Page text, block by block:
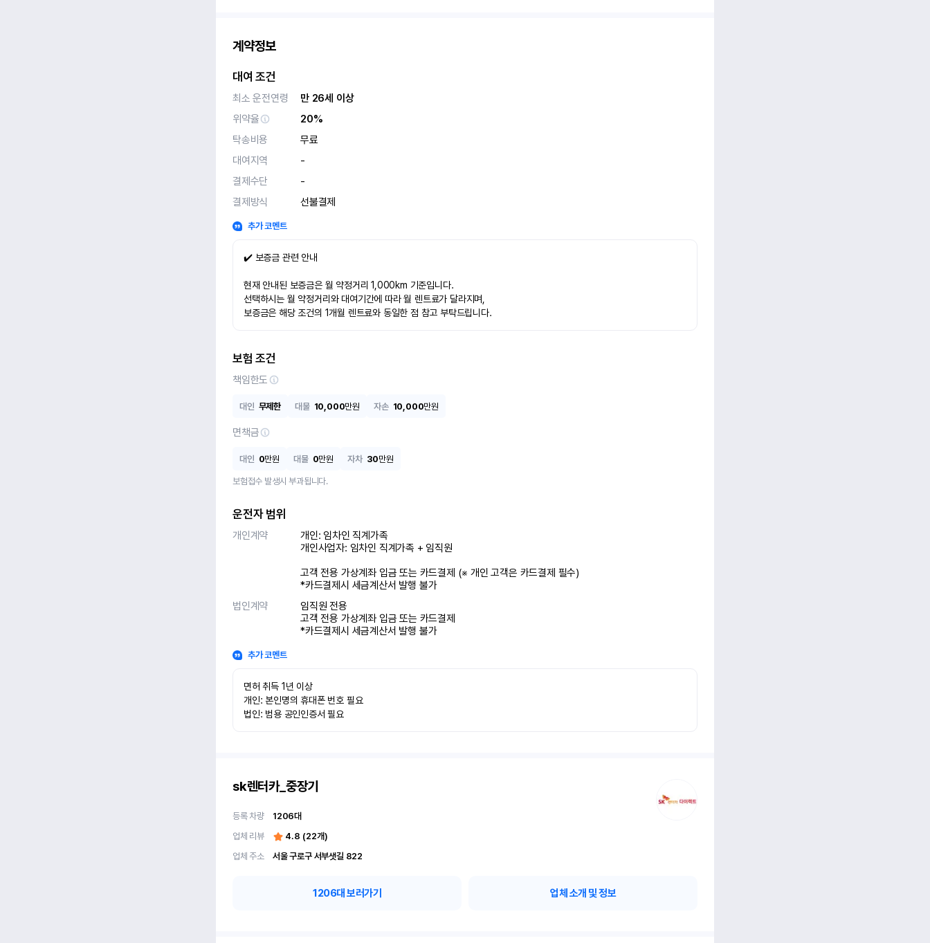
계약정보
대여 조건
최소 운전연령
만 26세 이상
위약율
20%
탁송비용
무료
대여지역
-
결제수단
-
결제방식
선불결제
추가 코멘트
✔️ 보증금 관련 안내
현재 안내된 보증금은 월 약정거리 1,000km 기준입니다.
선택하시는 월 약정거리와 대여기간에 따라 월 렌트료가 달라지며,
보증금은 해당 조건의 1개월 렌트료와 동일한 점 참고 부탁드립니다.
보험 조건
책임한도
대인 무제한 대물 10,000만원 자손 10,000만원
면책금
대인 0만원 대물 0만원 자차 30만원
보험접수 발생시 부과됩니다.
운전자 범위
개인계약
개인: 임차인 직계가족
개인사업자: 임차인 직계가족 + 임직원
고객 전용 가상계좌 입금 또는 카드결제 (※ 개인 고객은 카드결제 필수)
*카드결제시 세금계산서 발행 불가
법인계약
임직원 전용
고객 전용 가상계좌 입금 또는 카드결제
*카드결제시 세금계산서 발행 불가
추가 코멘트
면허 취득 1년 이상
개인: 본인명의 휴대폰 번호 필요
법인: 범용 공인인증서 필요
sk렌터카_중장기
등록 차량 1206대
업체 리뷰
4.8 (22개)
업체 주소
서울 구로구 서부샛길 822
1206대 보러가기 업체 소개 및 정보